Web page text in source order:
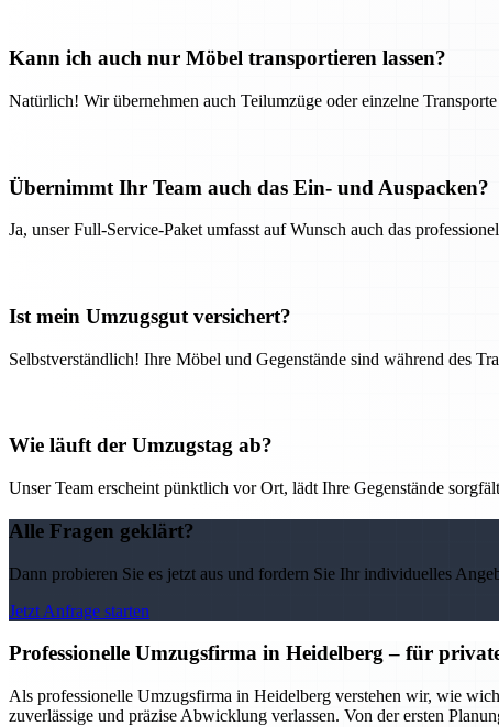
Kann ich auch nur Möbel transportieren lassen?
Natürlich! Wir übernehmen auch Teilumzüge oder einzelne
Übernimmt Ihr Team auch das Ein- und Auspacken?
Ja, unser Full-Service-Paket umfasst auf Wunsch auch das
Ist mein Umzugsgut versichert?
Selbstverständlich! Ihre Möbel und Gegenstände sind während des
Wie läuft der Umzugstag ab?
Unser Team erscheint pünktlich vor Ort, lädt Ihre Gegenstände
Alle Fragen geklärt?
Dann probieren Sie es jetzt aus und fordern Sie Ihr individuelles
Jetzt Anfrage starten
Professionelle Umzugsfirma in Heidelberg – für
Als professionelle Umzugsfirma in Heidelberg verstehen wir, wie
zuverlässige und präzise Abwicklung verlassen. Von der ersten